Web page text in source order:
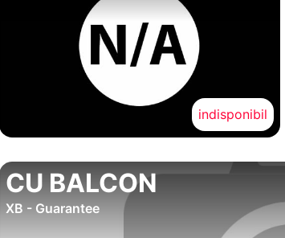
indisponibil
CU BALCON
XB - Guarantee